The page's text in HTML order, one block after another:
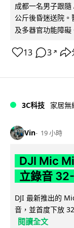
成都一名男子跟
公斤後昏迷送院
及多器官功能障礙
13 3 ↗
3C科技 家居無
Vin 19 小時
DJI Mic
立錄音
DJI 最新推出的
音，並首度下放
閱讀全文